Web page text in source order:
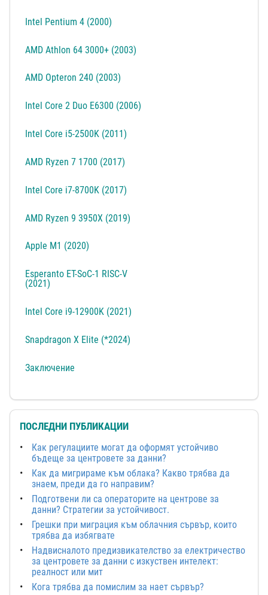
Intel Pentium 4 (2000)
AMD Athlon 64 3000+ (2003)
AMD Opteron 240 (2003)
Intel Core 2 Duo E6300 (2006)
Intel Core i5-2500K (2011)
AMD Ryzen 7 1700 (2017)
Intel Core i7-8700K (2017)
AMD Ryzen 9 3950X (2019)
Apple M1 (2020)
Esperanto ET-SoC-1 RISC-V
(2021)
Intel Core i9-12900K (2021)
Snapdragon X Elite (*2024)
Заключение
ПОСЛЕДНИ ПУБЛИКАЦИИ
Как регулациите могат да оформят устойчиво
бъдеще за центровете за данни?
Как да мигрираме към облака? Какво трябва да
знаем, преди да го направим?
Подготвени ли са операторите на центрове за
данни? Стратегии за устойчивост.
Грешки при миграция към облачния сървър, които
трябва да избягвате
Надвисналото предизвикателство за електричество
за центровете за данни с изкуствен интелект:
реалност или мит
Кога трябва да помислим за нает сървър?